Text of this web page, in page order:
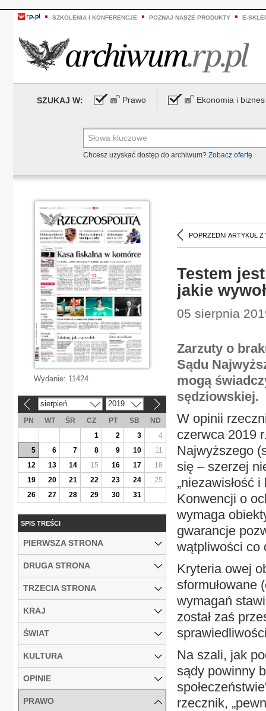
SZKOLENIA I KONFERENCJE POZNAJ NASZE PRODUKTY E-
SZUKAJ W: Prawo Ekonomia i biznes
Chcesz uzyskać dostęp do archiwum? Zobacz ofertę
POPRZEDNI ARTYKUŁ Z
Testem
jakie
05 sierpnia
Zarzuty o
Sądu
mogą
sędziowskiej.
W opinii
czerwca 2019
Najwyższego
się – szerzej
„niezawisłość
Konwencji o
wymaga
gwarancje
wątpliwości co
Kryteria owej
sformułowane
wymagań
został zaś
Na szali, jak
sądy powinny
rzecznik,
Wydanie: 11424
sierpień 2019
PN WT ŚR CZ PT SB
ND
1
2 3
4
5
6 7 8 9 10
11
12
13 14 15 16 17
18
19
20 21 22 23 24
25
26
27 28 29 30 31
SPIS TREŚCI
PIERWSZA STRONA
DRUGA STRONA
TRZECIA STRONA
KRAJ
ŚWIAT
KULTURA
OPINIE
PRAWO